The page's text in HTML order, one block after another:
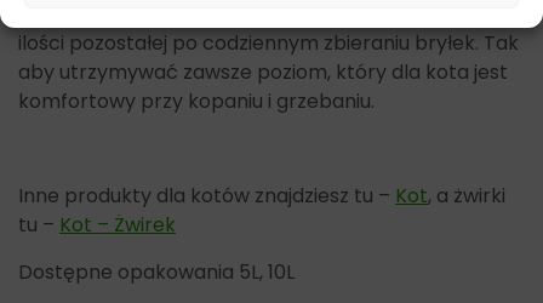
ilości pozostałej po codziennym zbieraniu bryłek. Tak
aby utrzymywać zawsze poziom, który dla kota jest
komfortowy przy kopaniu i grzebaniu.
Inne produkty dla kotów znajdziesz tu – Kot, a żwirki
tu – Kot – Żwirek
Dostępne opakowania 5L, 10L